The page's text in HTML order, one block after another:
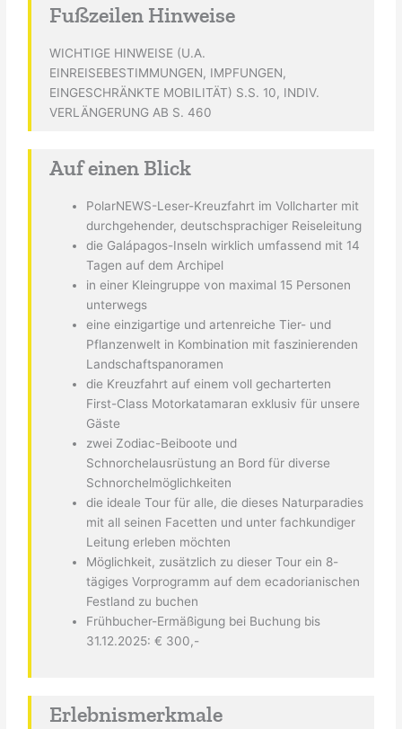
Fußzeilen Hinweise
WICHTIGE HINWEISE (U.A.
EINREISEBESTIMMUNGEN, IMPFUNGEN,
EINGESCHRÄNKTE MOBILITÄT) S.S. 10, INDIV.
VERLÄNGERUNG AB S. 460
Auf einen Blick
PolarNEWS-Leser-Kreuzfahrt im Vollcharter mit
durchgehender, deutschsprachiger Reiseleitung
die Galápagos-Inseln wirklich umfassend mit 14
Tagen auf dem Archipel
in einer Kleingruppe von maximal 15 Personen
unterwegs
eine einzigartige und artenreiche Tier- und
Pflanzenwelt in Kombination mit faszinierenden
Landschaftspanoramen
die Kreuzfahrt auf einem voll gecharterten
First-Class Motorkatamaran exklusiv für unsere
Gäste
zwei Zodiac-Beiboote und
Schnorchelausrüstung an Bord für diverse
Schnorchelmöglichkeiten
die ideale Tour für alle, die dieses Naturparadies
mit all seinen Facetten und unter fachkundiger
Leitung erleben möchten
Möglichkeit, zusätzlich zu dieser Tour ein 8-
tägiges Vorprogramm auf dem ecadorianischen
Festland zu buchen
Frühbucher-Ermäßigung bei Buchung bis
31.12.2025: € 300,-
Erlebnismerkmale